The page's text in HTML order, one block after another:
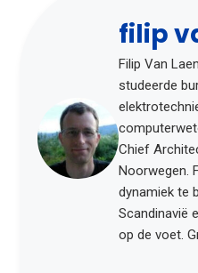
filip
Filip Van
studeerde
Chief
Noorwegen.
dynamiek te
Scandinavië
op de voet.